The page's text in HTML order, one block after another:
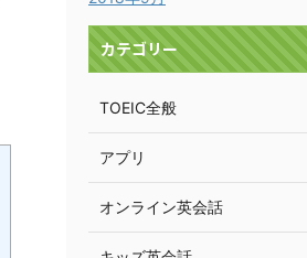
カテゴリー
TOEIC全般
アプリ
オンライン英会話